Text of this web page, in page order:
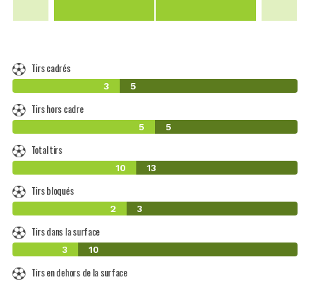
Tirs cadrés
3 5
Tirs hors cadre
5 5
Total tirs
10 13
Tirs bloqués
2 3
Tirs dans la surface
3 10
Tirs en dehors de la surface